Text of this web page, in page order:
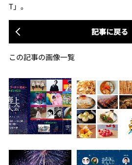
T」。
記事に戻る
この記事の画像一覧